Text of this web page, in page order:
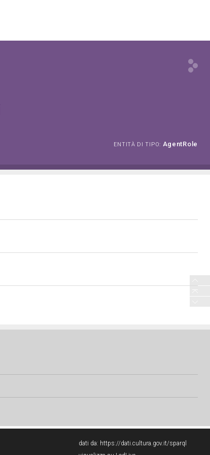
ENTITÀ DI TIPO: AgentRole
dati da: https://dati.cultura.gov.it/sparql